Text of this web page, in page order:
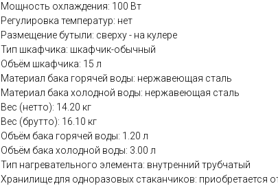
Мощность охлаждения: 100 Вт
Регулировка температур: нет
Размещение бутыли: сверху - на кулере
Тип шкафчика: шкафчик-обычный
Объём шкафчика: 15 л
Материал бака горячей воды: нержавеющая сталь
Материал бака холодной воды: нержавеющая сталь
Вес (нетто): 14.20 кг
Вес (брутто): 16.10 кг
Объём бака горячей воды: 1.20 л
Объём бака холодной воды: 3.00 л
Тип нагревательного элемента: внутренний трубчатый
Хранилище для одноразовых стаканчиков: приобретается